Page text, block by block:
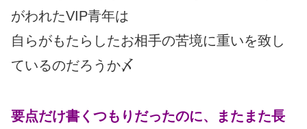
がわれたVIP青年は
自らがもたらしたお相手の苦境に重いを致し
ているのだろうか〆
要点だけ書くつもりだったのに、またまた長